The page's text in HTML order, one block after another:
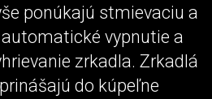
ponúkajú stmievaciu a
vypnutie a
zrkadla. Zrkadlá
do kúpeľne